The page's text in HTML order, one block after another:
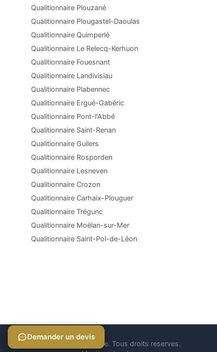
Qualitionnaire Plouzané
Qualitionnaire Plougastel-Daoulas
Qualitionnaire Quimperlé
Qualitionnaire Le Relecq-Kerhuon
Qualitionnaire Fouesnant
Qualitionnaire Landivisiau
Qualitionnaire Plabennec
Qualitionnaire Ergué-Gabéric
Qualitionnaire Pont-l'Abbé
Qualitionnaire Saint-Renan
Qualitionnaire Guilers
Qualitionnaire Rosporden
Qualitionnaire Lesneven
Qualitionnaire Crozon
Qualitionnaire Carhaix-Plouguer
Qualitionnaire Trégunc
Qualitionnaire Moëlan-sur-Mer
Qualitionnaire Saint-Pol-de-Léon
© 2026 Qualitionnaire. Tous droits reserves.
Demander un devis
Demander un devis